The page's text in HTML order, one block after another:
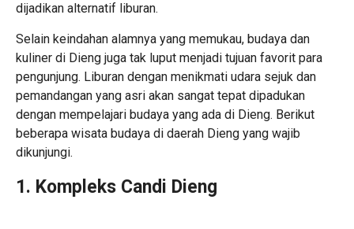
dijadikan alternatif liburan.
Selain keindahan alamnya yang memukau, budaya dan
kuliner di Dieng juga tak luput menjadi tujuan favorit para
pengunjung. Liburan dengan menikmati udara sejuk dan
pemandangan yang asri akan sangat tepat dipadukan
dengan mempelajari budaya yang ada di Dieng. Berikut
beberapa wisata budaya di daerah Dieng yang wajib
dikunjungi.
1. Kompleks Candi Dieng